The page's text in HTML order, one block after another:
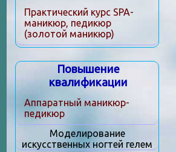
Практический курс SPA-
маникюр, педикюр
(золотой маникюр)
Повышение
квалификации
Аппаратный маникюр-
педикюр
Моделирование
искусственных ногтей гелем